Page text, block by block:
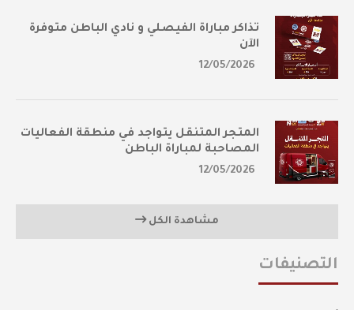
تذاكر مباراة الفيصلي و نادي الباطن متوفرة
الآن
12/05/2026
المتجر المتنقل يتواجد في منطقة الفعاليات
المصاحبة لمباراة الباطن
12/05/2026
مشاهدة الكل
التصنيفات